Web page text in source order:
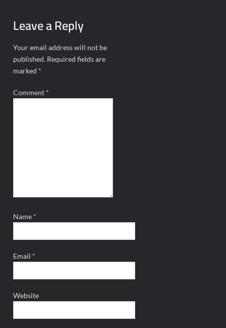
Leave a Reply
Your email address will not be
published. Required fields are
marked *
Comment *
Name *
Email *
Website